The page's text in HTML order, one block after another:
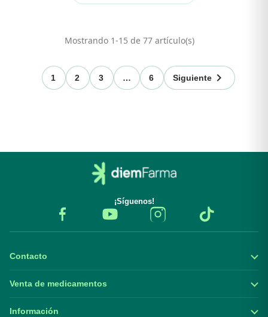
Mostrando 1-15 de 77 artículo(s)
1 2 3 … 6 Siguiente 
¡Síguenos!
Contacto
Venta de medicamentos
Información